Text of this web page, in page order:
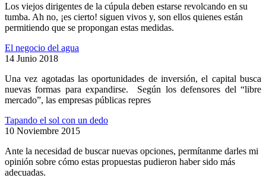
Los viejos dirigentes de la cúpula deben estarse revolcando en su
tumba. Ah no, ¡es cierto! siguen vivos y, son ellos quienes están
permitiendo que se propongan estas medidas.
El negocio del agua
14 Junio 2018
Una vez agotadas las oportunidades de inversión, el capital busca
nuevas formas para expandirse. Según los defensores del “libre
mercado”, las empresas públicas repres
Tapando el sol con un dedo
10 Noviembre 2015
Ante la necesidad de buscar nuevas opciones, permítanme darles mi
opinión sobre cómo estas propuestas pudieron haber sido más
adecuadas.